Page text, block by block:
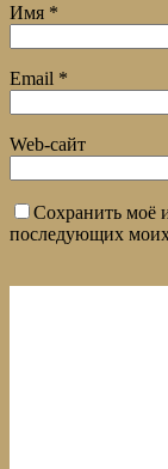
Имя *
Email *
Web-сайт
Сохранить моё
последующих